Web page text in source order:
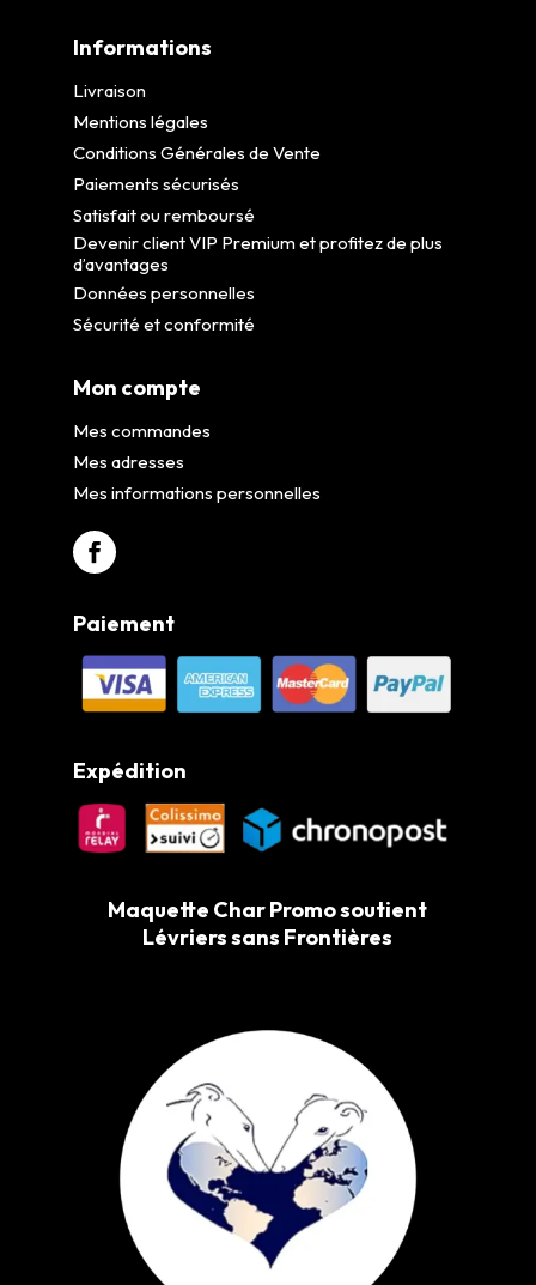
Informations
Livraison
Mentions légales
Conditions Générales de Vente
Paiements sécurisés
Satisfait ou remboursé
Devenir client VIP Premium et profitez de plus
d’avantages
Données personnelles
Sécurité et conformité
Mon compte
Mes commandes
Mes adresses
Mes informations personnelles
Paiement
Expédition
Maquette Char Promo soutient
Lévriers sans Frontières